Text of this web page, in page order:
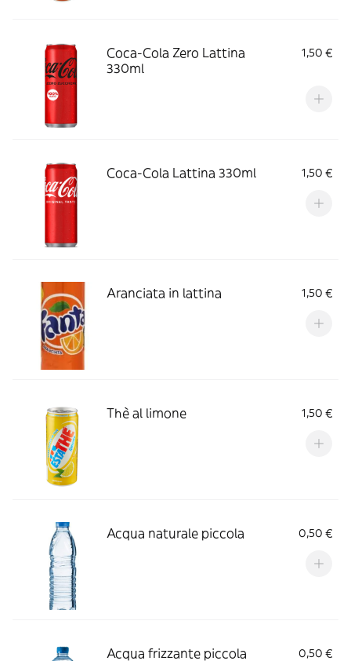
Coca-Cola Zero Lattina
330ml
1,50 €
Coca-Cola Lattina 330ml 1,50 €
Aranciata in lattina 1,50 €
Thè al limone 1,50 €
Acqua naturale piccola 0,50 €
Acqua frizzante piccola 0,50 €